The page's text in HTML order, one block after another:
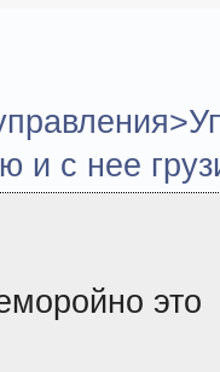
и с нее
это